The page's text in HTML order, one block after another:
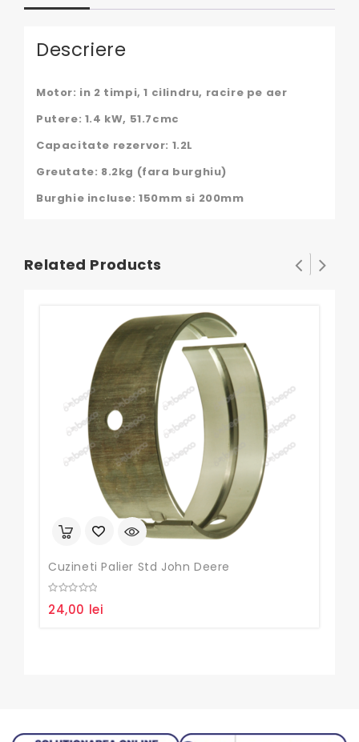
Descriere
Motor: in 2 timpi, 1 cilindru, racire pe aer
Putere: 1.4 kW, 51.7cmc
Capacitate rezervor: 1.2L
Greutate: 8.2kg (fara burghiu)
Burghie incluse: 150mm si 200mm
Related Products
Cuzineti Palier Std John Deere
out
24,00 lei